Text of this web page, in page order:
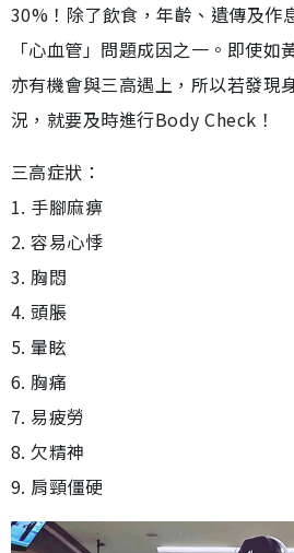
30%！除了飲食，年齡、遺傳及作
「心血管」問題成因之一。即使如
亦有機會與三高遇上，所以若發現
況，就要及時進行Body Check！
三高症狀：
1. 手腳麻痹
2. 容易心悸
3. 胸悶
4. 頭脹
5. 暈眩
6. 胸痛
7. 易疲勞
8. 欠精神
9. 肩頸僵硬